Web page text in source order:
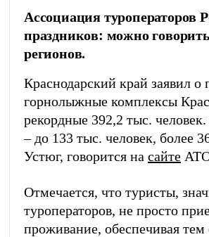
Ассоциация туроператоров
праздников: можно
регионов.
Краснодарский край заявил
горнолыжные комплексы
рекордные 392,2 тыс.
– до 133 тыс. человек, более
Устюг, говорится на сайте
Отмечается, что туристы,
туроператоров, не просто
проживание, обеспечивая